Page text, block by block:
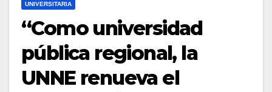
UNIVERSITARIA
“Como universidad
pública regional, la
UNNE renueva el